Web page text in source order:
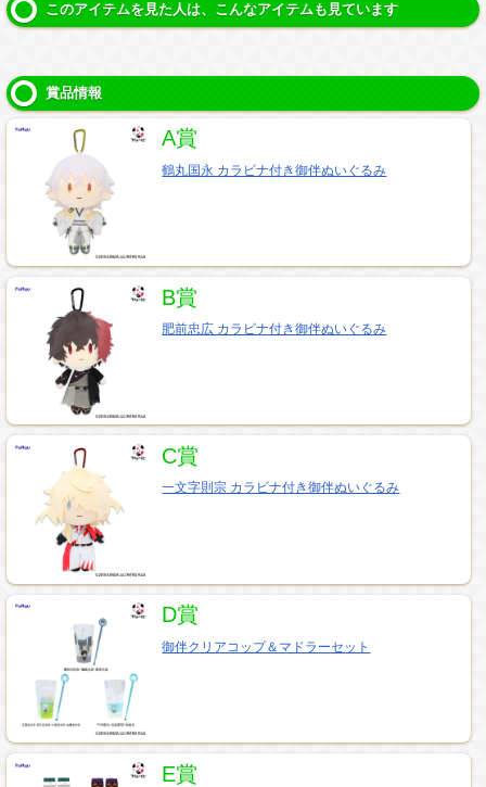
このアイテムを見た人は、こんなアイテムも見ています
賞品情報
A賞
鶴丸国永 カラビナ付き御伴ぬいぐるみ
B賞
肥前忠広 カラビナ付き御伴ぬいぐるみ
C賞
一文字則宗 カラビナ付き御伴ぬいぐるみ
D賞
御伴クリアコップ＆マドラーセット
E賞